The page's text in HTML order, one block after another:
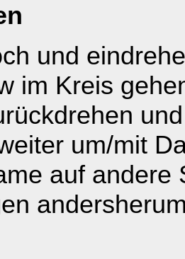
und
im Kreis
um/mit
auf andere